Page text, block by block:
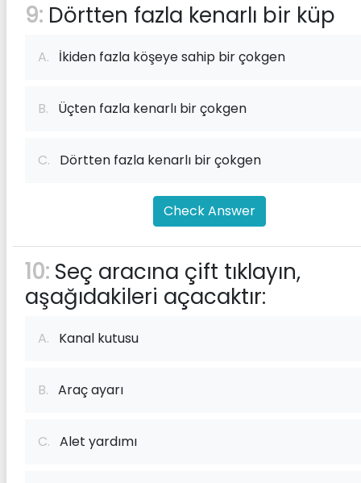
9: Dörtten fazla kenarlı bir küp
A. İkiden fazla köşeye sahip bir çokgen
B. Üçten fazla kenarlı bir çokgen
C. Dörtten fazla kenarlı bir çokgen
Check Answer
10: Seç aracına çift tıklayın,
aşağıdakileri açacaktır:
A. Kanal kutusu
B. Araç ayarı
C. Alet yardımı